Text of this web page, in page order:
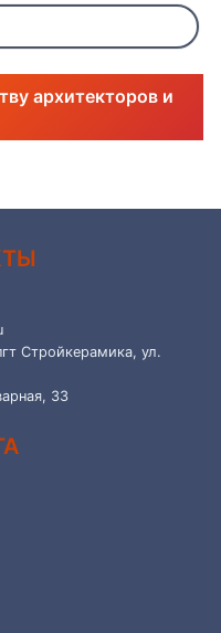
архитекторов и
Стройкерамика, ул.
33